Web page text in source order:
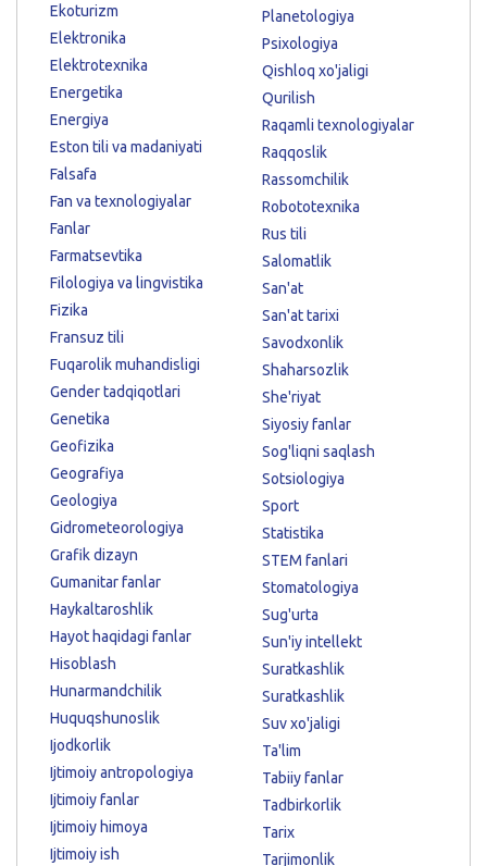
Ekoturizm
Elektronika
Elektrotexnika
Energetika
Energiya
Eston tili va madaniyati
Falsafa
Fan va texnologiyalar
Fanlar
Farmatsevtika
Filologiya va lingvistika
Fizika
Fransuz tili
Fuqarolik muhandisligi
Gender tadqiqotlari
Genetika
Geofizika
Geografiya
Geologiya
Gidrometeorologiya
Grafik dizayn
Gumanitar fanlar
Haykaltaroshlik
Hayot haqidagi fanlar
Hisoblash
Hunarmandchilik
Huquqshunoslik
Ijodkorlik
Ijtimoiy antropologiya
Ijtimoiy fanlar
Ijtimoiy himoya
Ijtimoiy ish
Planetologiya
Psixologiya
Qishloq xo'jaligi
Qurilish
Raqamli texnologiyalar
Raqqoslik
Rassomchilik
Robototexnika
Rus tili
Salomatlik
San'at
San'at tarixi
Savodxonlik
Shaharsozlik
She'riyat
Siyosiy fanlar
Sog'liqni saqlash
Sotsiologiya
Sport
Statistika
STEM fanlari
Stomatologiya
Sug'urta
Sun'iy intellekt
Suratkashlik
Suratkashlik
Suv xo'jaligi
Ta'lim
Tabiiy fanlar
Tadbirkorlik
Tarix
Tarjimonlik